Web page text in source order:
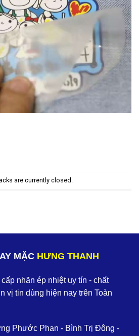
are currently closed.
MẶC HƯNG THANH
nhãn ép nhiệt uy tín - chất
vị tin dùng hiện nay trên Toàn
Phước Phan - Bình Trị Đông -